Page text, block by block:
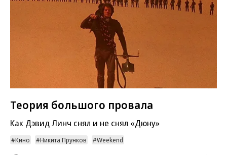
Теория большого провала
Как Дэвид Линч снял и не снял «Дюну»
Кино Никита Прунков Weekend